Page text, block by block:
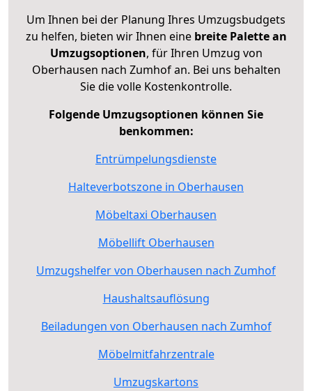
Um Ihnen bei der Planung Ihres Umzugsbudgets
zu helfen, bieten wir Ihnen eine breite Palette an
Umzugsoptionen, für Ihren Umzug von
Oberhausen nach Zumhof an. Bei uns behalten
Sie die volle Kostenkontrolle.
Folgende Umzugsoptionen können Sie
benkommen:
Entrümpelungsdienste
Halteverbotszone in Oberhausen
Möbeltaxi Oberhausen
Möbellift Oberhausen
Umzugshelfer von Oberhausen nach Zumhof
Haushaltsauflösung
Beiladungen von Oberhausen nach Zumhof
Möbelmitfahrzentrale
Umzugskartons